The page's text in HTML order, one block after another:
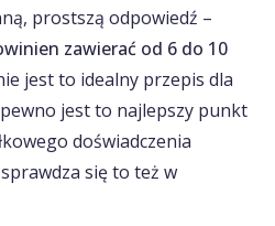
prostszą odpowiedź –
zawierać od 6 do 10
jest to idealny przepis dla
jest to najlepszy punkt
doświadczenia
się to też w